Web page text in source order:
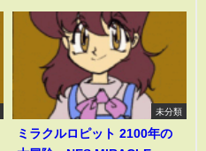
未分類
ミラクルロピット 2100年の